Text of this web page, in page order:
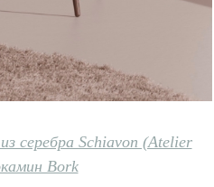
серебра Schiavon (Atelier
Bork